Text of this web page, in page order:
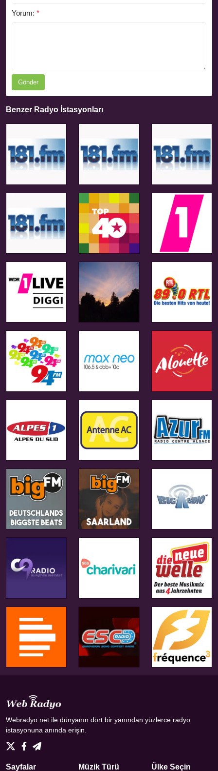
Yorum: *
Gönder
Benzer Radyo İstasyonları
Webradyo.net ile dünyanın dört bir yanından yüzlerce radyo
istasyonuna anında erişin.
Sayfalar Müzik Türü Ülke Seçin